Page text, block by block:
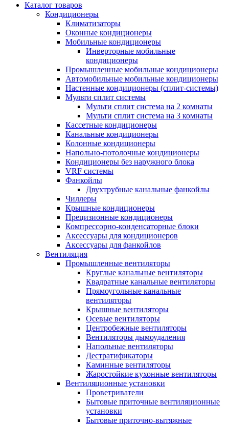
Каталог товаров
Кондиционеры
Климатизаторы
Оконные кондиционеры
Мобильные кондиционеры
Инверторные мобильные
кондиционеры
Промышленные мобильные кондиционеры
Автомобильные мобильные кондиционеры
Настенные кондиционеры (сплит-системы)
Мульти сплит системы
Мульти сплит система на 2 комнаты
Мульти сплит система на 3 комнаты
Кассетные кондиционеры
Канальные кондиционеры
Колонные кондиционеры
Напольно-потолочные кондиционеры
Кондиционеры без наружного блока
VRF системы
Фанкойлы
Двухтрубные канальные фанкойлы
Чиллеры
Крышные кондиционеры
Прецизионные кондиционеры
Компрессорно-конденсаторные блоки
Аксессуары для кондиционеров
Аксессуары для фанкойлов
Вентиляция
Промышленные вентиляторы
Круглые канальные вентиляторы
Квадратные канальные вентиляторы
Прямоугольные канальные
вентиляторы
Крышные вентиляторы
Осевые вентиляторы
Центробежные вентиляторы
Вентиляторы дымоудаления
Напольные вентиляторы
Дестратификаторы
Каминные вентиляторы
Жаростойкие кухонные вентиляторы
Вентиляционные установки
Проветриватели
Бытовые приточные вентиляционные
установки
Бытовые приточно-вытяжные